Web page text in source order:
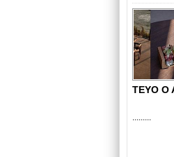
TEYO O
.........